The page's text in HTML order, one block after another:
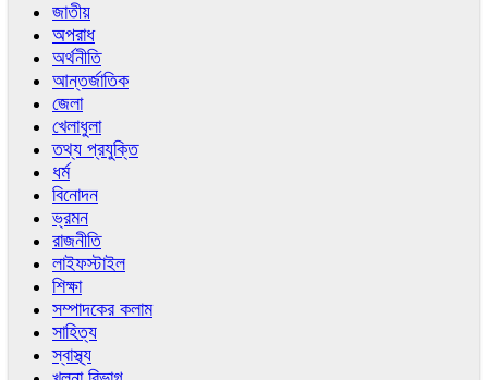
জাতীয়
অপরাধ
অর্থনীতি
আন্তর্জাতিক
জেলা
খেলাধুলা
তথ্য প্রযুক্তি
ধর্ম
বিনোদন
ভ্রমন
রাজনীতি
লাইফস্টাইল
শিক্ষা
সম্পাদকের কলাম
সাহিত্য
স্বাস্থ্য